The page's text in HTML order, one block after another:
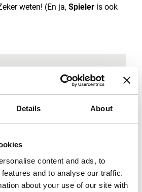
Details About
content and ads, to
and to analyse our traffic.
about your use of our site with
weten! (En ja, Spieler is ook